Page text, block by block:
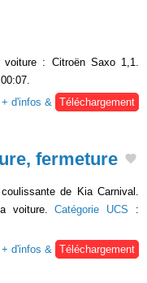
voiture : Citroën Saxo 1,1.
+ d'infos &
Téléchargement
fermeture
de Kia Carnival.
voiture.Catégorie UCS :
+ d'infos & Téléchargement